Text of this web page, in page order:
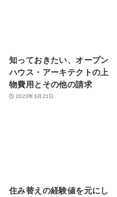
知っておきたい、オープン
ハウス・アーキテクトの上
物費用とその他の請求
2023年3月21日
住み替えの経験値を元にし